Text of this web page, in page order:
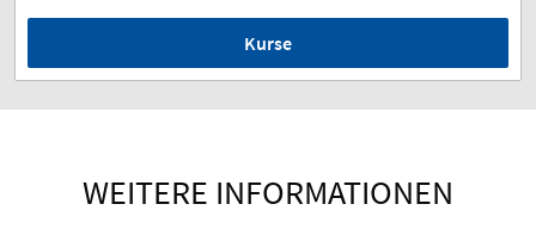
Kurse
WEITERE INFORMATIONEN